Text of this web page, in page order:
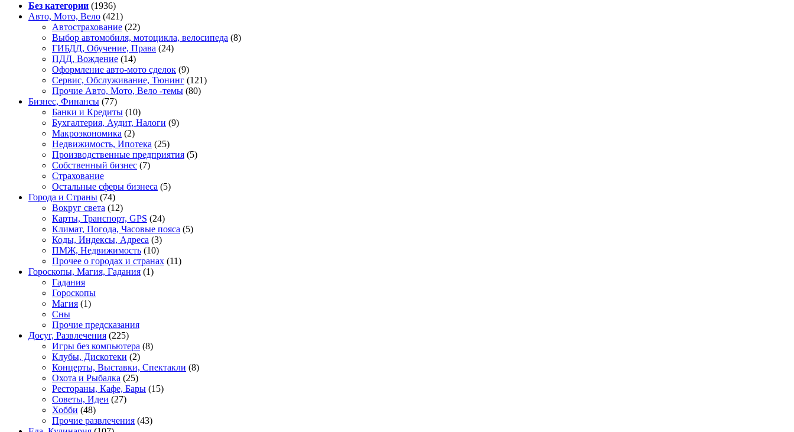
Без категории (1936)
Авто, Мото, Вело (421)
Автострахование (22)
Выбор автомобиля, мотоцикла, велосипеда (8)
ГИБДД, Обучение, Права (24)
ПДД, Вождение (14)
Оформление авто-мото сделок (9)
Сервис, Обслуживание, Тюнинг (121)
Прочие Авто, Мото, Вело -темы (80)
Бизнес, Финансы (77)
Банки и Кредиты (10)
Бухгалтерия, Аудит, Налоги (9)
Макроэкономика (2)
Недвижимость, Ипотека (25)
Производственные предприятия (5)
Собственный бизнес (7)
Страхование
Остальные сферы бизнеса (5)
Города и Страны (74)
Вокруг света (12)
Карты, Транспорт, GPS (24)
Климат, Погода, Часовые пояса (5)
Коды, Индексы, Адреса (3)
ПМЖ, Недвижимость (10)
Прочее о городах и странах (11)
Гороскопы, Магия, Гадания (1)
Гадания
Гороскопы
Магия (1)
Сны
Прочие предсказания
Досуг, Развлечения (225)
Игры без компьютера (8)
Клубы, Дискотеки (2)
Концерты, Выставки, Спектакли (8)
Охота и Рыбалка (25)
Рестораны, Кафе, Бары (15)
Советы, Идеи (27)
Хобби (48)
Прочие развлечения (43)